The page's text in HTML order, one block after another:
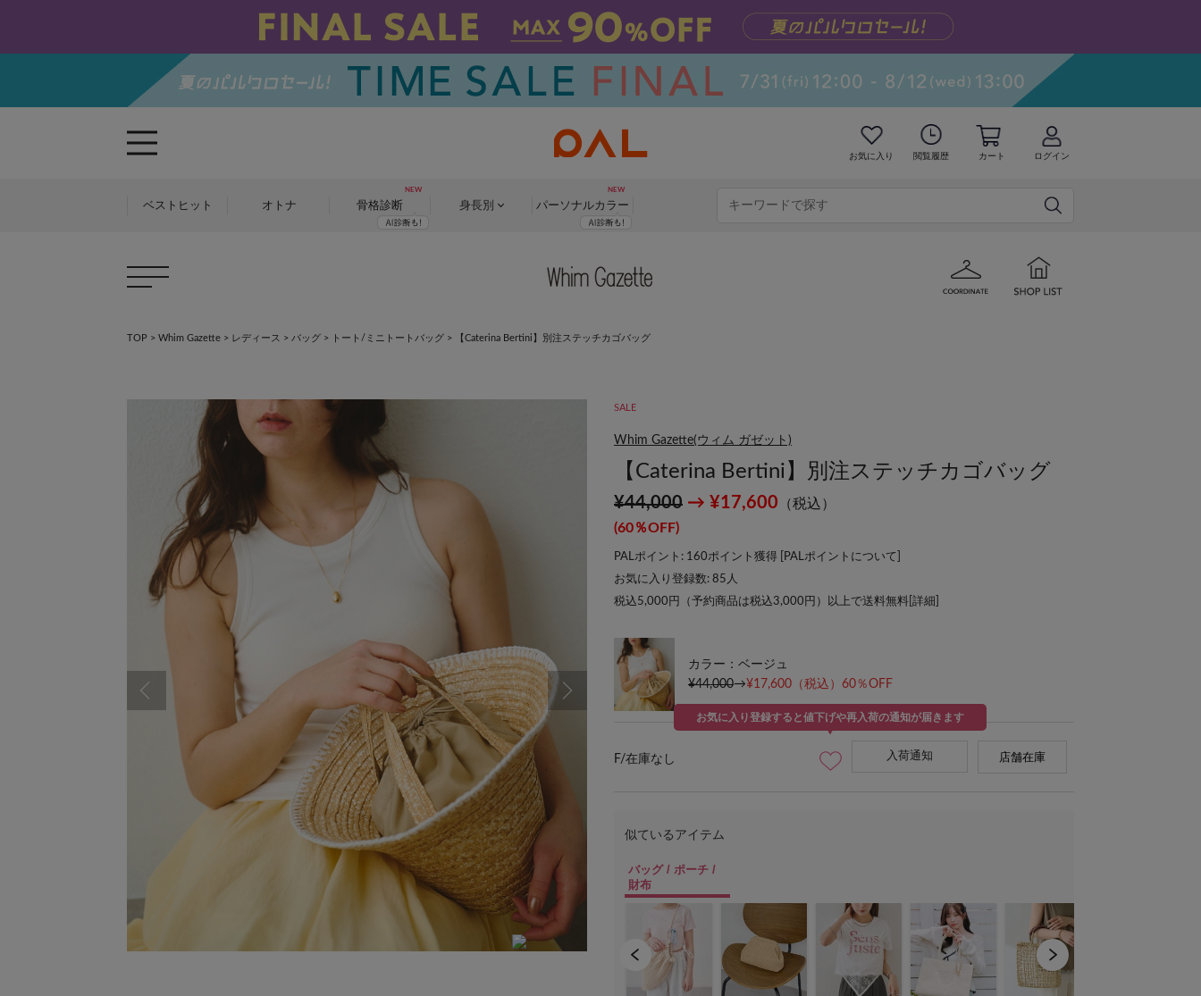
お気に入り 閲覧履歴 カート ログイン
ベストヒット オトナ 骨格診断 身長別 パーソナルカラー
TOP > Whim Gazette > レディース > バッグ > トート/ミニトートバッグ > 【Caterina Bertini】別注ステッチカゴバッグ
SALE
Whim Gazette(ウィム ガゼット)
【Caterina Bertini】別注ステッチカゴバッグ
¥44,000 → ¥17,600 （税込）
(60％OFF)
PALポイント: 160ポイント獲得 [ PALポイントについて
お気に入り登録数: 85 人
税込5,000円（予約商品は税込3,000円）以上で送料無料[ 詳細
カラー：ベージュ
¥44,000→¥17,600 （税込）60％OFF
F/在庫なし
お気に入り登録すると値下げや再入荷の通知が届きます
入荷通知 店舗在庫